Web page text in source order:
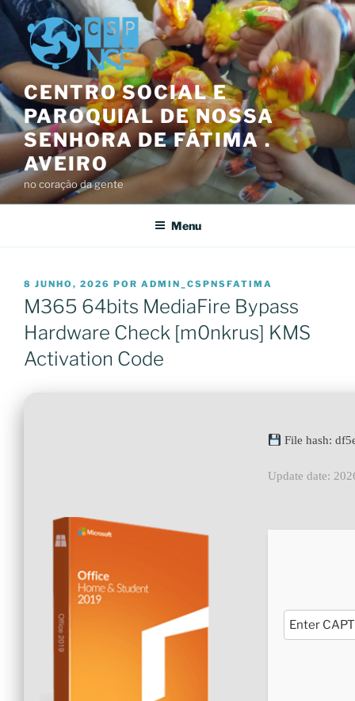
Saltar
para
conteúdo
CENTRO SOCIAL E
PAROQUIAL DE NOSSA
SENHORA DE FÁTIMA .
AVEIRO
no coração da gente
Menu
PUBLICADO
EM
8 JUNHO, 2026 POR ADMIN_CSPNSFATIMA
M365 64bits MediaFire Bypass
Hardware Check [m0nkrus] KMS
Activation Code
File hash:
Update date: